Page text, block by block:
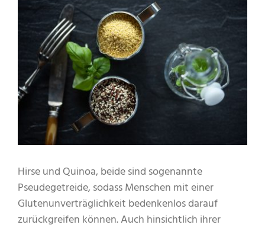
Hirse und Quinoa, beide sind sogenannte
Pseudegetreide, sodass Menschen mit einer
Glutenunverträglichkeit bedenkenlos darauf
zurückgreifen können. Auch hinsichtlich ihrer